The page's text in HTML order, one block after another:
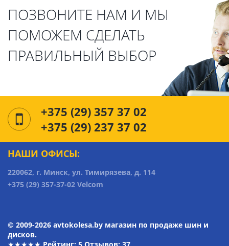
ПОЗВОНИТЕ НАМ И МЫ
ПОМОЖЕМ СДЕЛАТЬ
ПРАВИЛЬНЫЙ ВЫБОР
+375 (29) 357 37 02
+375 (29) 237 37 02
НАШИ ОФИСЫ:
220062, г. Минск, ул. Тимирязева, д. 114
+375 (29) 357-37-02 Velcom
© 2009-2026 avtokolesa.by магазин по продаже шин и
дисков.